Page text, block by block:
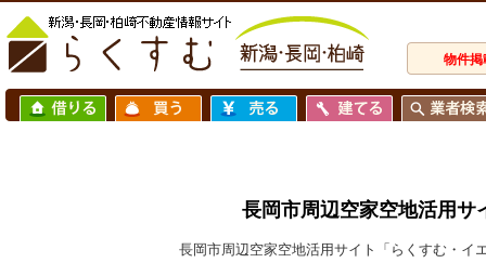
物件掲
長岡市周辺空家空地活用サ
長岡市周辺空家空地活用サイト「らくすむ・イ